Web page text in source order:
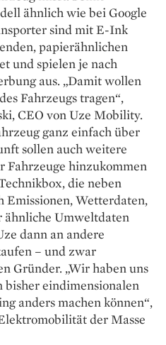
ähnlich wie bei Google
sind mit E-Ink
papierähnlichen
und spielen je nach
aus. „Damit wollen
Fahrzeugs tragen“,
CEO von Uze Mobility.
ganz einfach über
sollen auch weitere
Fahrzeuge hinzukommen
die neben
Emissionen, Wetterdaten,
ähnliche Umweltdaten
dann an andere
– und zwar
Gründer. „Wir haben uns
eindimensionalen
anders machen können“,
der Masse